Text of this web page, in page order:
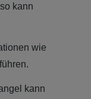
kann
wie
kann